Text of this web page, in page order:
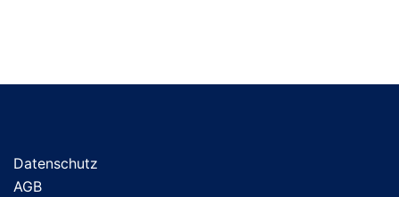
Datenschutz
AGB